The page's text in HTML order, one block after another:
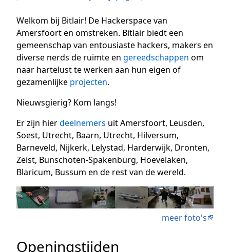
Welkom bij Bitlair! De Hackerspace van
Amersfoort en omstreken. Bitlair biedt een
gemeenschap van entousiaste hackers, makers en
diverse nerds de ruimte en gereedschappen om
naar hartelust te werken aan hun eigen of
gezamenlijke projecten.
Nieuwsgierig? Kom langs!
Er zijn hierdeelnemers uit Amersfoort, Leusden,
Soest, Utrecht, Baarn, Utrecht, Hilversum,
Barneveld, Nijkerk, Lelystad, Harderwijk, Dronten,
Zeist, Bunschoten-Spakenburg, Hoevelaken,
Blaricum, Bussum en de rest van de wereld.
meer foto's
Openingstijden